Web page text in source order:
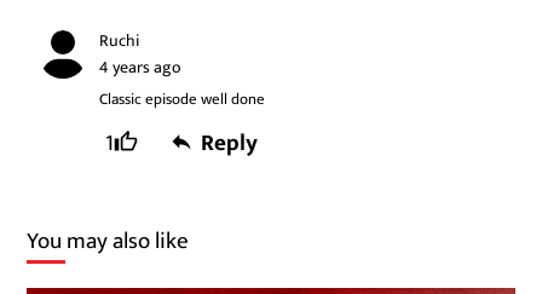
Ruchi
4 years ago
Classic episode well done
1 Reply
You may also like